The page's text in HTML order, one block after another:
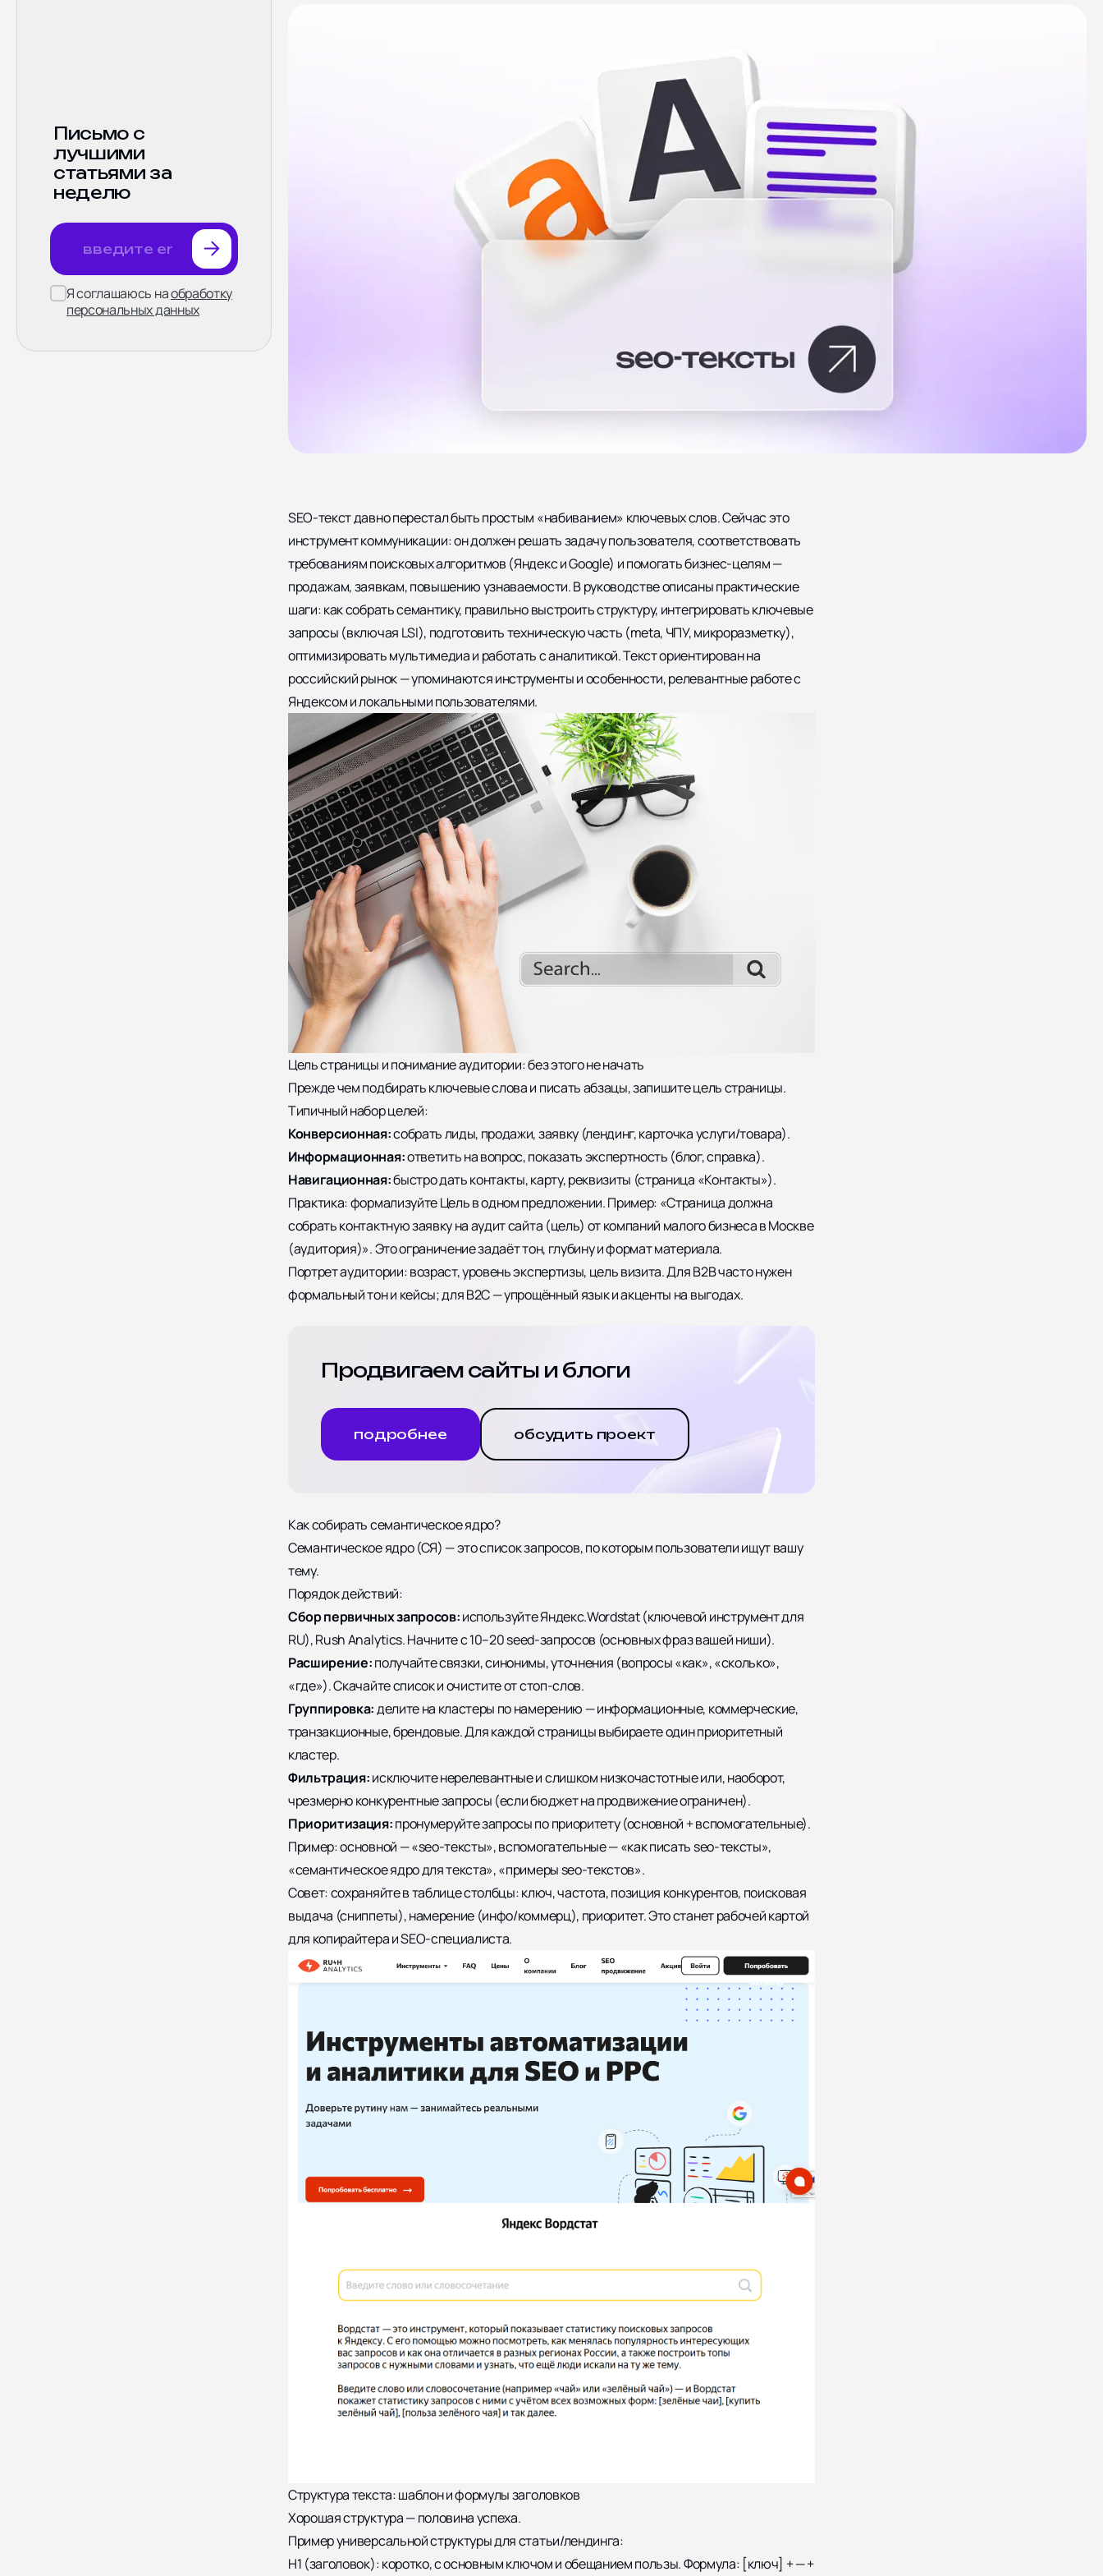
Письмо с
лучшими
статьями за
неделю
Я соглашаюсь наобработку
персональных данных
SEO-текст давно перестал быть простым «набиванием» ключевых слов. Сейчас это
инструмент коммуникации: он должен решать задачу пользователя, соответствовать
требованиям поисковых алгоритмов (Яндекс и Google) и помогать бизнес-целям —
продажам, заявкам, повышению узнаваемости. В руководстве описаны практические
шаги: как собрать семантику, правильно выстроить структуру, интегрировать ключевые
запросы (включая LSI), подготовить техническую часть (meta, ЧПУ, микроразметку),
оптимизировать мультимедиа и работать с аналитикой. Текст ориентирован на
российский рынок — упоминаются инструменты и особенности, релевантные работе с
Яндексом и локальными пользователями.
Цель страницы и понимание аудитории: без этого не начать
Прежде чем подбирать ключевые слова и писать абзацы, запишите цель страницы.
Типичный набор целей:
Конверсионная:собрать лиды, продажи, заявку (лендинг, карточка услуги/товара).
Информационная:ответить на вопрос, показать экспертность (блог, справка).
Навигационная:быстро дать контакты, карту, реквизиты (страница «Контакты»).
Практика:формализуйте Цель в одном предложении. Пример: «Страница должна
собрать контактную заявку на аудит сайта (цель) от компаний малого бизнеса в Москве
(аудитория)». Это ограничение задаёт тон, глубину и формат материала.
Портрет аудитории:возраст, уровень экспертизы, цель визита. Для B2B часто нужен
формальный тон и кейсы; для B2C — упрощённый язык и акценты на выгодах.
Продвигаем сайты и блоги
подробнее обсудить проект
Как собирать семантическое ядро?
Семантическое ядро (СЯ) — это список запросов, по которым пользователи ищут вашу
тему.
Порядок действий:
Сбор первичных запросов:используйте Яндекс.Wordstat (ключевой инструмент для
RU), Rush Analytics. Начните с 10–20 seed-запросов (основных фраз вашей ниши).
Расширение:получайте связки, синонимы, уточнения (вопросы «как», «сколько»,
«где»). Скачайте список и очистите от стоп-слов.
Группировка:делите на кластеры по намерению — информационные, коммерческие,
транзакционные, брендовые. Для каждой страницы выбираете один приоритетный
кластер.
Фильтрация:исключите нерелевантные и слишком низкочастотные или, наоборот,
чрезмерно конкурентные запросы (если бюджет на продвижение ограничен).
Приоритизация:пронумеруйте запросы по приоритету (основной + вспомогательные).
Пример: основной — «seo-тексты», вспомогательные — «как писать seo-тексты»,
«семантическое ядро для текста», «примеры seo-текстов».
Совет:сохраняйте в таблице столбцы: ключ, частота, позиция конкурентов, поисковая
выдача (сниппеты), намерение (инфо/коммерц), приоритет. Это станет рабочей картой
для копирайтера и SEO-специалиста.
Структура текста: шаблон и формулы заголовков
Хорошая структура — половина успеха.
Пример универсальной структуры для статьи/лендинга:
H1 (заголовок): коротко, с основным ключом и обещанием пользы. Формула: [ключ] + — +